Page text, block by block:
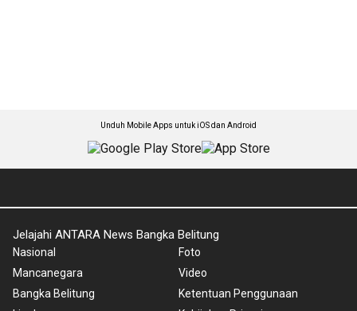
Unduh Mobile Apps untuk iOS dan Android
Jelajahi ANTARA News Bangka Belitung
Nasional
Mancanegara
Bangka Belitung
Foto
Video
Ketentuan Penggunaan